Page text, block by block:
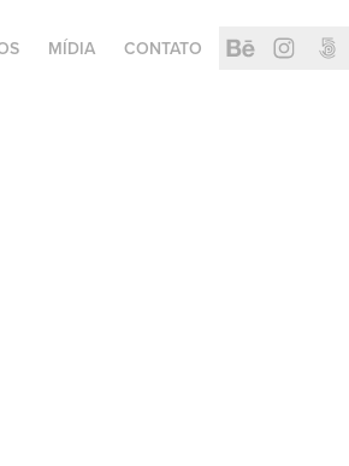
MÍDIA CONTATO